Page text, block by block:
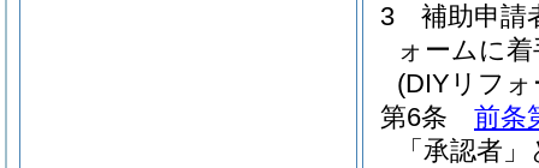
3
補助申請
ォームに
(DIYリフ
第6条
前条
「承認者